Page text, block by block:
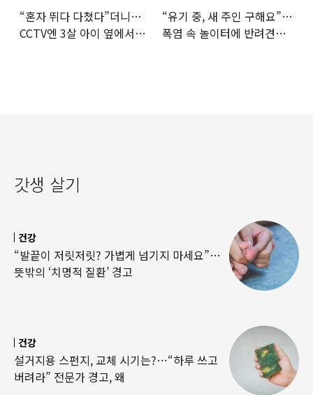
“혼자 뛰다 다쳤다”더니…
CCTV엔 3살 아이 옆에서
“유기 중, 새 주인 구해요”…
폭염 속 놀이터에 반려견
갓생 살기
건강
“발끝이 저릿저릿? 가볍게 넘기지 마세요”…
뜻밖의 ‘치명적 질환’ 경고
건강
설거지용 스펀지, 교체 시기는?…“하루 쓰고
버려라” 전문가 경고, 왜